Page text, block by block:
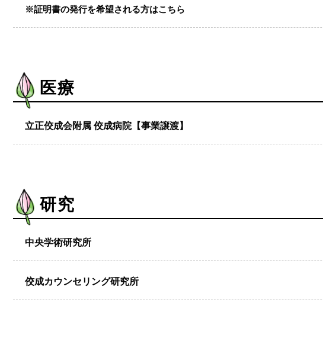
※証明書の発行を希望される方はこちら
医療
立正佼成会附属 佼成病院【事業譲渡】
研究
中央学術研究所
佼成カウンセリング研究所